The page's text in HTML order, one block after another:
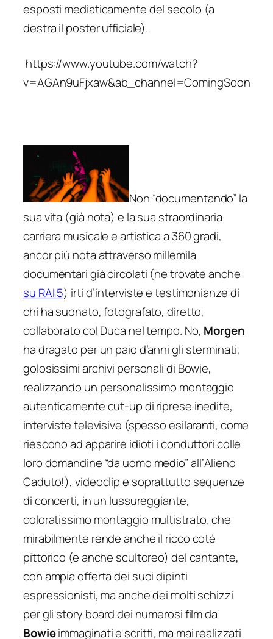
esposti mediaticamente del secolo (a
destra il poster ufficiale).
https://www.youtube.com/watch?
v=AGAn9uFjxaw&ab_channel=ComingSoon
Non “documentando” la
sua vita (già nota) e la sua straordinaria
carriera musicale e artistica a 360 gradi,
ancor più nota attraverso millemila
documentari già circolati (ne trovate anche
su RAI 5) irti d’interviste e testimonianze di
chi ha suonato, fotografato, diretto,
collaborato col Duca nel tempo. No, Morgen
ha dragato per un paio d’anni gli sterminati,
golosissimi archivi personali di Bowie,
realizzando un personalissimo montaggio
autenticamente cut-up di riprese inedite,
interviste televisive (spesso esilaranti, come
riescono ad apparire idioti i conduttori colle
loro domandine “da uomo medio” all’Alieno
Caduto!), videoclip e soprattutto sequenze
di concerti, in un lussureggiante,
coloratissimo montaggio multistrato, che
mirabilmente rende anche il ricco coté
pittorico (e anche scultoreo) del cantante,
con ampia offerta dei suoi dipinti
espressionisti, ma anche dei molti schizzi
per gli story board dei numerosi film da
Bowieimmaginati e scritti, ma mai realizzati